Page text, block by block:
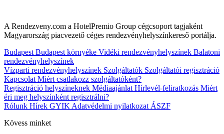
A Rendezveny.com a HotelPremio Group cégcsoport tagjaként
Magyarország piacvezető céges rendezvényhelyszínkereső portálja.
Budapest Budapest környéke Vidéki rendezvényhelyszínek Balatoni
rendezvényhelyszínek
Vízparti rendezvényhelyszínek Szolgáltatók Szolgáltatói regisztráció
Kapcsolat Miért csatlakozz szolgáltatóként?
Regisztráció helyszíneknek Médiaajánlat Hírlevél-feliratkozás Miért
éri meg helyszínként regisztrálni?
Rólunk Hírek GYIK Adatvédelmi nyilatkozat ÁSZF
Kövess minket